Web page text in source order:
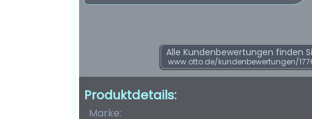
Alle Kundenbewertungen finden
www.otto.de/kundenbewertungen/
Produktdetails:
Marke: